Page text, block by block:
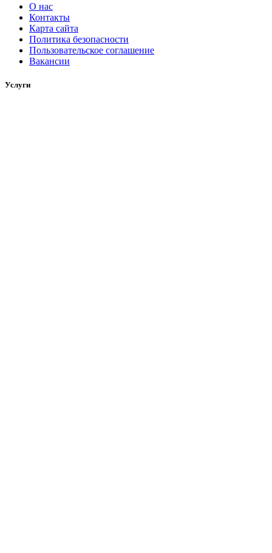
О нас
Контакты
Карта сайта
Политика безопасности
Пользовательское соглашение
Вакансии
Услуги